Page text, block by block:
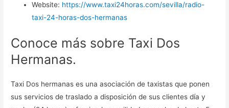
Website: https://www.taxi24horas.com/sevilla/radio-
taxi-24-horas-dos-hermanas
Conoce más sobre Taxi Dos
Hermanas.
Taxi Dos hermanas es una asociación de taxistas que ponen
sus servicios de traslado a disposición de sus clientes día y